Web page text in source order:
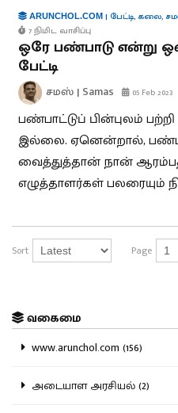
ARUNCHOL.COM | பேட்டி, கலை,
7 நிமிட வாசிப்பு
ஒரே பண்பாடு என்று
பேட்டி
சமஸ் | Samas 05 Feb 2023
பண்பாட்டுப் பின்புலம்
இல்லை. ஏனென்றால்,
வைத்துத்தான் நான்
எழுத்தாளர்கள் பலரையும்
Sort Page
வகைமை
www.arunchol.com (156)
அடையாள அரசியல் (2)